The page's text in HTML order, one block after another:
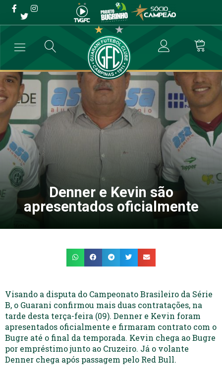
Denner e Kevin são
apresentados oficialmente
→ Futebol Profissional Denner e Kevin são apresentados
Denner e Kevin são
apresentados oficialmente
Visando a disputa do Campeonato Brasileiro da Série
B, o Guarani confirmou mais duas contratações, na
tarde desta terça-feira (09). Denner e Kevin foram
apresentados oficialmente e firmaram contrato com o
Bugre até o final da temporada. Kevin chega ao Bugre
por empréstimo junto ao Cruzeiro. Já o volante
Denner chega após passagem pelo Red Bull.